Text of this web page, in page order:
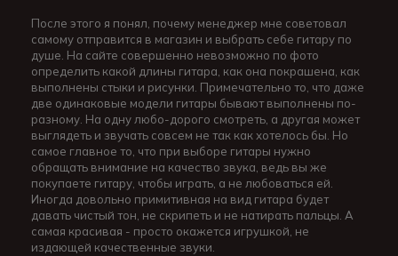
После этого я понял, почему менеджер мне советовал
самому отправится в магазин и выбрать себе гитару по
душе. На сайте совершенно невозможно по фото
определить какой длины гитара, как она покрашена, как
выполнены стыки и рисунки. Примечательно то, что даже
две одинаковые модели гитары бывают выполнены по-
разному. На одну любо-дорого смотреть, а другая может
выглядеть и звучать совсем не так как хотелось бы. Но
самое главное то, что при выборе гитары нужно
обращать внимание на качество звука, ведь вы же
покупаете гитару, чтобы играть, а не любоваться ей.
Иногда довольно примитивная на вид гитара будет
давать чистый тон, не скрипеть и не натирать пальцы. А
самая красивая - просто окажется игрушкой, не
издающей качественные звуки.